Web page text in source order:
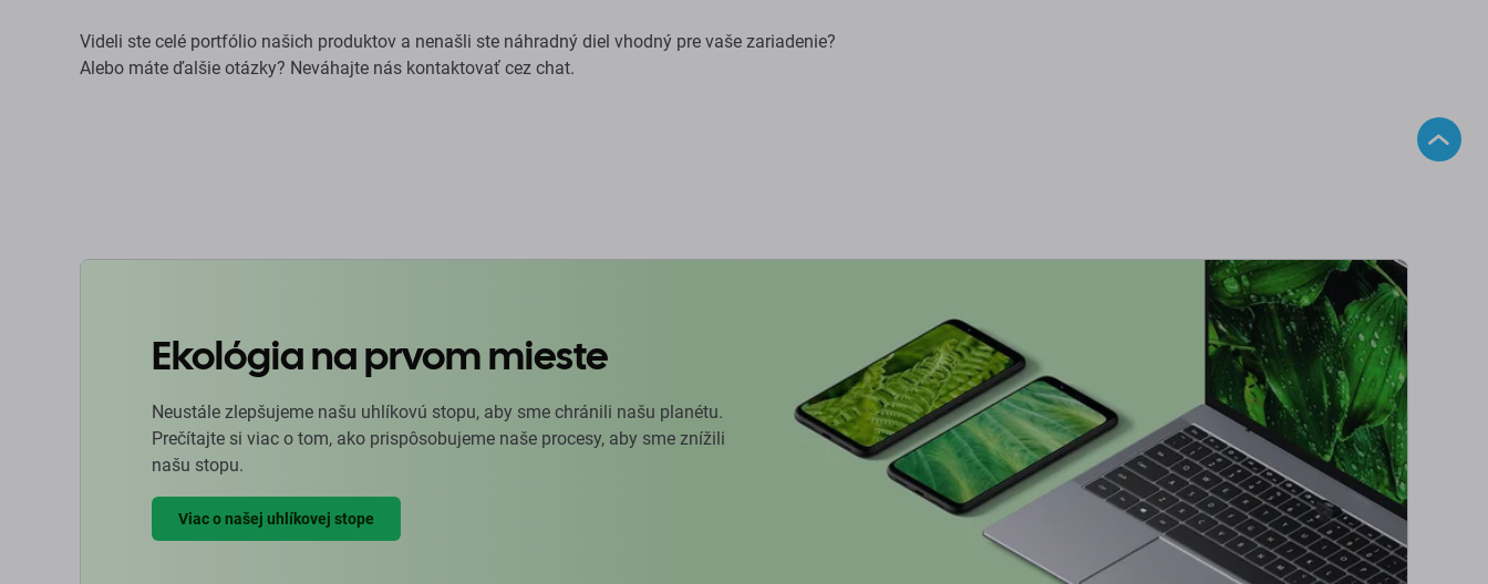
Videli ste celé portfólio našich produktov a nenašli ste náhradný diel vhodný pre vaše zariadenie?
Alebo máte ďalšie otázky? Neváhajte nás kontaktovať cez chat.
Ekológia na prvom mieste
Neustále zlepšujeme našu uhlíkovú stopu, aby sme chránili našu planétu.
Prečítajte si viac o tom, ako prispôsobujeme naše procesy, aby sme znížili
našu stopu.
Viac o našej uhlíkovej stope